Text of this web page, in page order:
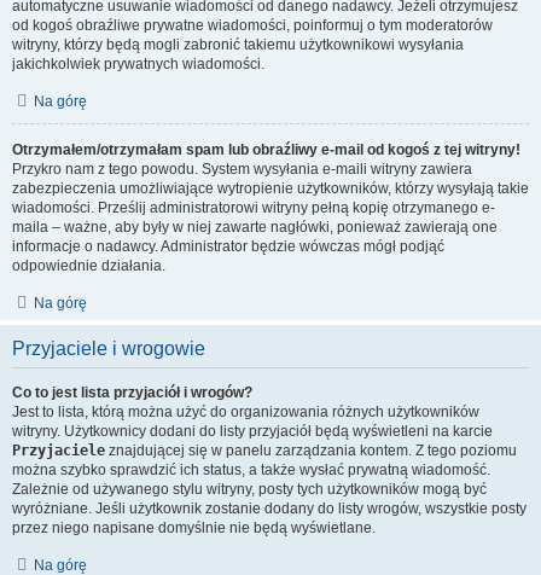
automatyczne usuwanie wiadomości od danego nadawcy. Jeżeli otrzymujesz
od kogoś obraźliwe prywatne wiadomości, poinformuj o tym moderatorów
witryny, którzy będą mogli zabronić takiemu użytkownikowi wysyłania
jakichkolwiek prywatnych wiadomości.
Na górę
Otrzymałem/otrzymałam spam lub obraźliwy e-mail od kogoś z tej witryny!
Przykro nam z tego powodu. System wysyłania e-maili witryny zawiera
zabezpieczenia umożliwiające wytropienie użytkowników, którzy wysyłają takie
wiadomości. Prześlij administratorowi witryny pełną kopię otrzymanego e-
maila – ważne, aby były w niej zawarte nagłówki, ponieważ zawierają one
informacje o nadawcy. Administrator będzie wówczas mógł podjąć
odpowiednie działania.
Na górę
Przyjaciele i wrogowie
Co to jest lista przyjaciół i wrogów?
Jest to lista, którą można użyć do organizowania różnych użytkowników
witryny. Użytkownicy dodani do listy przyjaciół będą wyświetleni na karcie
Przyjaciele znajdującej się w panelu zarządzania kontem. Z tego poziomu
można szybko sprawdzić ich status, a także wysłać prywatną wiadomość.
Zależnie od używanego stylu witryny, posty tych użytkowników mogą być
wyróżniane. Jeśli użytkownik zostanie dodany do listy wrogów, wszystkie posty
przez niego napisane domyślnie nie będą wyświetlane.
Na górę